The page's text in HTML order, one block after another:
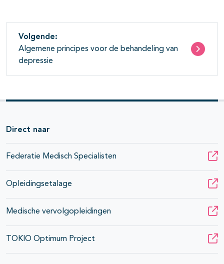
Volgende:
Algemene principes voor de behandeling van
depressie
Direct naar
Federatie Medisch Specialisten
Opleidingsetalage
Medische vervolgopleidingen
TOKIO Optimum Project